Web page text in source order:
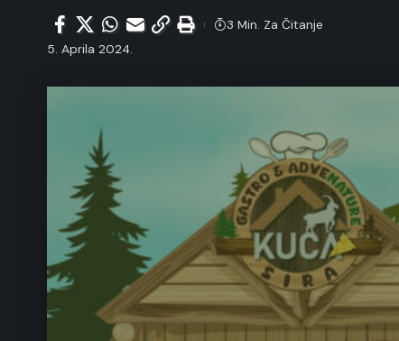
5. Aprila 2024.
3 Min. Za Čitanje